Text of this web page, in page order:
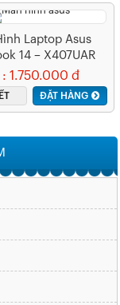
Laptop Asus
14 – X407UAR
: 1.750.000 đ
ĐẶT HÀNG